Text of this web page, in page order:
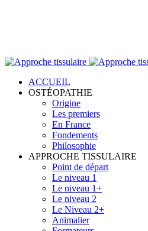
ACCUEIL
OSTÉOPATHIE
Origine
Les premiers
En France
Fondements
Philosophie
APPROCHE TISSULAIRE
Point de départ
Le niveau 1
Le niveau 1+
Le niveau 2
Le Niveau 2+
Animalier